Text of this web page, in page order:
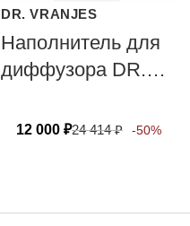
DR. VRANJES
Наполнитель для
диффузора DR.
FIRENZE MILANO
12 000 ₽24 414₽ -50%